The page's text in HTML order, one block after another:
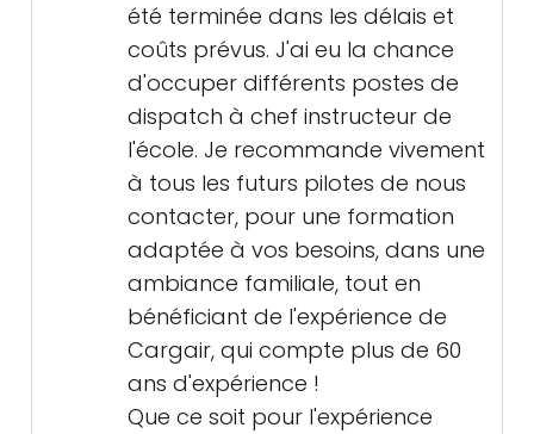
été terminée dans les délais et
coûts prévus. J'ai eu la chance
d'occuper différents postes de
dispatch à chef instructeur de
l'école. Je recommande vivement
à tous les futurs pilotes de nous
contacter, pour une formation
adaptée à vos besoins, dans une
ambiance familiale, tout en
bénéficiant de l'expérience de
Cargair, qui compte plus de 60
ans d'expérience !
Que ce soit pour l'expérience